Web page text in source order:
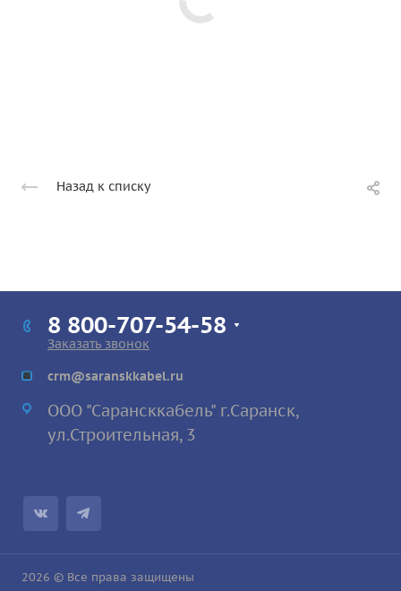
Назад к списку
8 800-707-54-58
Заказать звонок
crm@saranskkabel.ru
ООО "Сарансккабель" г.Саранск,
ул.Строительная, 3
2026 © Все права защищены